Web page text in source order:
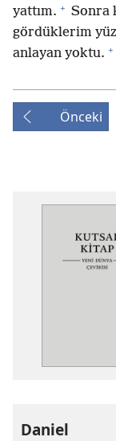
yattım. + Sonra
gördüklerim
anlayan yoktu. +
Önceki
Daniel